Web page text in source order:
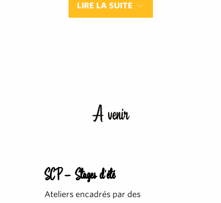
LIRE LA SUITE
A venir
SCP - Stages d'été
Ateliers encadrés par des